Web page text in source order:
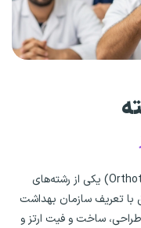
رشته ارتز و پروتز (Orthotics and Prosthetics) یکی از رشته‌های
تعریف سازمان بهداشت
طراحی، ساخت و فیت ارتز و